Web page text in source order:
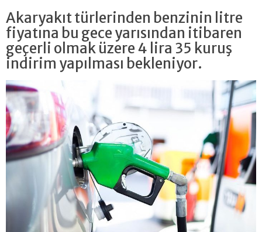
Akaryakıt türlerinden benzinin litre
fiyatına bu gece yarısından itibaren
geçerli olmak üzere 4 lira 35 kuruş
indirim yapılması bekleniyor.